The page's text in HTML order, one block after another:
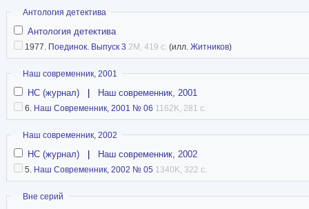
Скрыть
Антология детектива
Антология детектива
1977. Поединок. Выпуск 3 2M, 419 с. (илл. Житников)
Скрыть
Наш современник, 2001
НС (журнал) Наш современник, 2001
6. Наш Современник, 2001 № 06 1162K, 281 с.
Скрыть
Наш современник, 2002
НС (журнал) Наш современник, 2002
5. Наш Современник, 2002 № 05 1340K, 322 с.
Скрыть
Вне серий